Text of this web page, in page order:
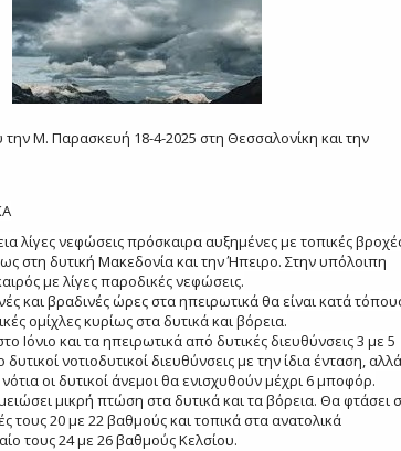
Μ. Παρασκευή 18-4-2025 στη Θεσσαλονίκη και την
λίγες νεφώσεις πρόσκαιρα αυξημένες με τοπικές
στη δυτική Μακεδονία και την Ήπειρο. Στην υπόλοιπη
με λίγες παροδικές νεφώσεις.
και βραδινές ώρες στα ηπειρωτικά θα είναι κατά
ομίχλες κυρίως στα δυτικά και βόρεια.
Ιόνιο και τα ηπειρωτικά από δυτικές διευθύνσεις 3 με 5
νοτιοδυτικοί διευθύνσεις με την ίδια ένταση, αλλά
οι δυτικοί άνεμοι θα ενισχυθούν μέχρι 6 μποφόρ.
μικρή πτώση στα δυτικά και τα βόρεια. Θα φτάσει
τους 20 με 22 βαθμούς και τοπικά στα ανατολικά
τους 24 με 26 βαθμούς Κελσίου.